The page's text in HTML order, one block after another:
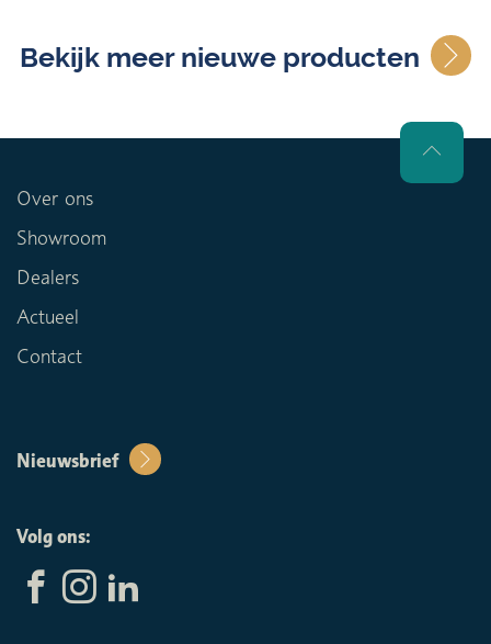
Bekijk meer nieuwe producten
Over ons
Showroom
Dealers
Actueel
Contact
Nieuwsbrief
Volg ons: